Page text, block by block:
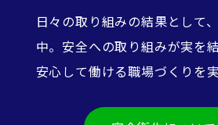
日々の取り組みの結果として
中。安全への取り組みが実を結
安心して働ける職場づくりを